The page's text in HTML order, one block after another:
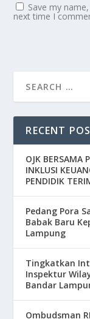
Save my
next time I
RECENT
OJK BERSAMA
INKLUSI
PENDIDIK
Pedang Pora
Babak Baru
Lampung
Tingkatkan
Inspektur
Bandar
Ombudsman